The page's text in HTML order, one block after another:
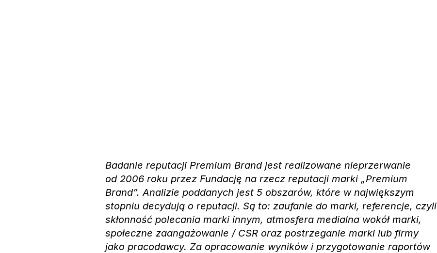
Badanie reputacji Premium Brand jest realizowane nieprzerwanie
od 2006 roku przez Fundację na rzecz reputacji marki „Premium
Brand”. Analizie poddanych jest 5 obszarów, które w największym
stopniu decydują o reputacji. Są to: zaufanie do marki, referencje, czyli
skłonność polecania marki innym, atmosfera medialna wokół marki,
społeczne zaangażowanie / CSR oraz postrzeganie marki lub firmy
jako pracodawcy. Za opracowanie wyników i przygotowanie raportów